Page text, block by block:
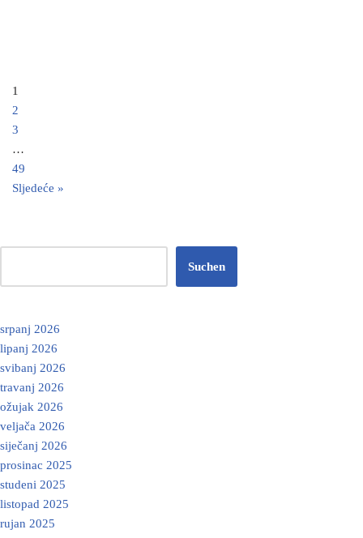
1
2
3
…
49
Sljedeće »
Suchen
srpanj 2026
lipanj 2026
svibanj 2026
travanj 2026
ožujak 2026
veljača 2026
siječanj 2026
prosinac 2025
studeni 2025
listopad 2025
rujan 2025